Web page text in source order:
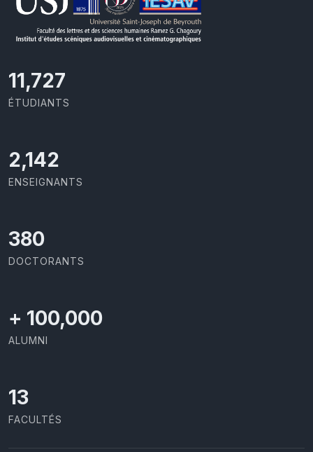
11,727
ÉTUDIANTS
2,142
ENSEIGNANTS
403
DOCTORANTS
+ 100,000
ALUMNI
13
FACULTÉS